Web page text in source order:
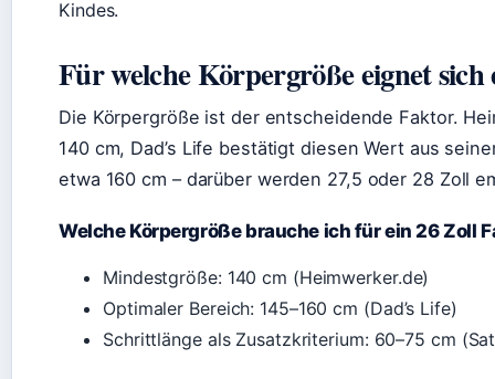
Kindes.
Für welche Körpergröße eignet
Die Körpergröße ist der entscheidende Faktor.
140 cm, Dad’s Life bestätigt diesen Wert aus
etwa 160 cm – darüber werden 27,5 oder 28 Zoll
Welche Körpergröße brauche ich für ein 26 Zoll
Mindestgröße: 140 cm (Heimwerker.de)
Optimaler Bereich: 145–160 cm (Dad’s Life)
Schrittlänge als Zusatzkriterium: 60–75 cm